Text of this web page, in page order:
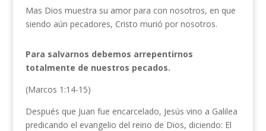
Mas Dios muestra su amor para con nosotros, en que
siendo aún pecadores, Cristo murió por nosotros.
Para salvarnos debemos arrepentirnos
totalmente de nuestros pecados.
(Marcos 1:14-15)
Después que Juan fue encarcelado, Jesús vino a Galilea
predicando el evangelio del reino de Dios, diciendo: El